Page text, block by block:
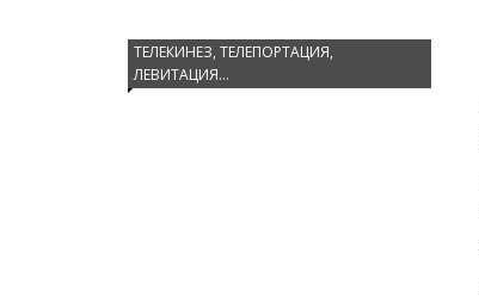
ТЕЛЕКИНЕЗ, ТЕЛЕПОРТАЦИЯ,
ЛЕВИТАЦИЯ…